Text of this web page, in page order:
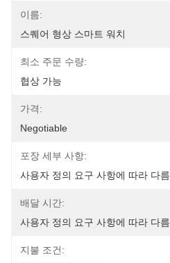
이름:
스퀘어 형상 스마트 워치
최소 주문 수량:
협상 가능
가격:
Negotiable
포장 세부 사항:
사용자 정의 요구 사항에 따라 다름
배달 시간:
사용자 정의 요구 사항에 따라 다름
지불 조건: